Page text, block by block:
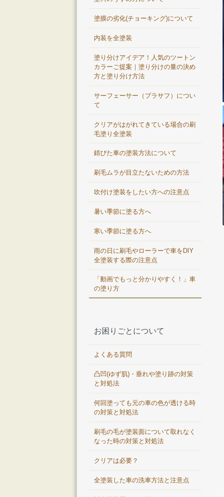
塗膜の劣化(チョーキング)について
内装を全塗装
塗り分けアイデア！人気のツートン
カラーご提案｜塗り分けの量の決め
方と塗り分け方法
サーフェーサー（プラサフ）につい
て
クリアがはがれてきている場合の刷
毛塗り全塗装
錆びた車の塗装方法について
刷毛ムラが目立たないための方法
吹付け塗装をしたい方への注意点
暑い季節に塗る方へ
寒い季節に塗る方へ
雨の日に刷毛やローラーで車をDIY
全塗装する際の注意点
「動画でもっと分かりやすく！」車
の塗り方
お困りごとについて
よくある質問
凸凹(ゆず肌)・垂れや塗り跡の対策
と対処法
何回塗っても元の車の色が透ける時
の対策と対処法
刷毛の毛が塗装面について取れなく
なった時の対策と対処法
クリアは必要？
全塗装した車の洗車方法と注意点